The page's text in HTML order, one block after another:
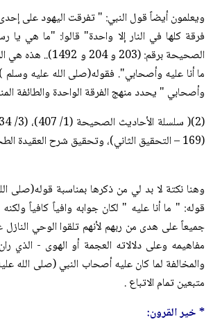
ويعلمون أيضاً قول النبي: " تفرقت اليهود على
فرقة كلها في النار إلا واحدة" قالوا: "ما هي
الصحيحة برقم:
وأصحابي " يحدد منهج الفرقة الواحدة والطائفة
(169 – التحقيق الثاني)، وتحقيق شرح العقيدة الطحاوية برقم: (263) وسلسلة الأحاديث الضعيفة: (3/126) .)
وهنا نكتة لا بد لي من ذكرها بمناسبة قوله(صلی
قوله: " ما أنا عليه " لكان جوابه وافياً كافياً
جميعاً على هدى من ربهم لأنهم تلقوا الوحي
مفاهيمه وعلى دلالاته العجمة أو الهوى - الذي
والمخالفة لما كان عليه أصحاب النبي (صلی الله
متبعين تمام الاتباع .
* خير القرون: